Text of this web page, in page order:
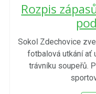
Rozpis
Sokol Zdechovice
fotbalová utkání ať
trávníku soupeřů.